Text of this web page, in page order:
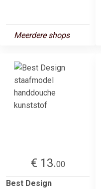
Meerdere shops
€ 13.00
Best Design